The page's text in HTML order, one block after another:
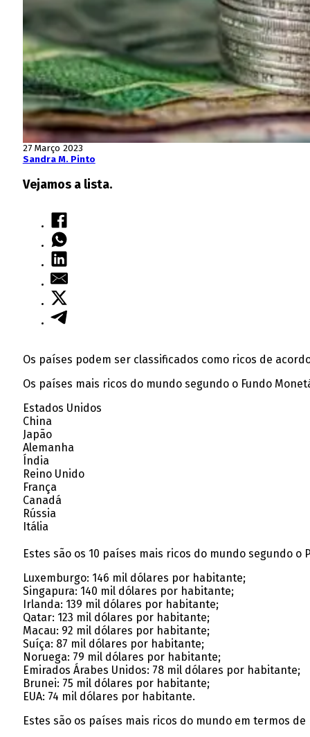
27 Março 2023
Sandra M. Pinto
Vejamos a lista.
Os países podem ser classificados como ricos de
Os países mais ricos do mundo segundo o Fundo
Estados Unidos
China
Japão
Alemanha
Índia
Reino Unido
França
Canadá
Rússia
Itália
Estes são os 10 países mais ricos do mundo segundo
Luxemburgo: 146 mil dólares por habitante;
Singapura: 140 mil dólares por habitante;
Irlanda: 139 mil dólares por habitante;
Qatar: 123 mil dólares por habitante;
Macau: 92 mil dólares por habitante;
Suíça: 87 mil dólares por habitante;
Noruega: 79 mil dólares por habitante;
Emirados Árabes Unidos: 78 mil dólares por habitante;
Brunei: 75 mil dólares por habitante;
EUA: 74 mil dólares por habitante.
Estes são os países mais ricos do mundo em termos